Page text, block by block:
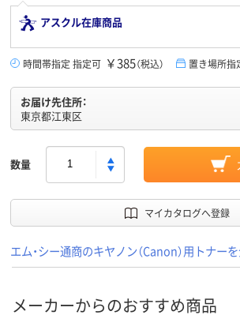
アスクル在庫商品
時間帯指定 指定可 ￥385（税込） 置き場所指
お届け先住所：
東京都江東区
数量
マイカタログへ登録
エム・シー通商のキヤノン（Canon）用トナー
メーカーからのおすすめ商品